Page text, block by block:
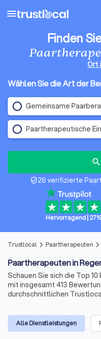
menu
Finden
Ort
Wählen Sie die Art der
Gemeinsame
Paartherapeutische
search
verified_user26 verifizierte
Hervorragend
Trustlocal arrow_forward_ios Paartherapeuten arrow_forward_ios
Paartherapeuten in
Schauen Sie sich die Top
mit insgesamt 413
durchschnittlichen
Alle Dienstleistungen